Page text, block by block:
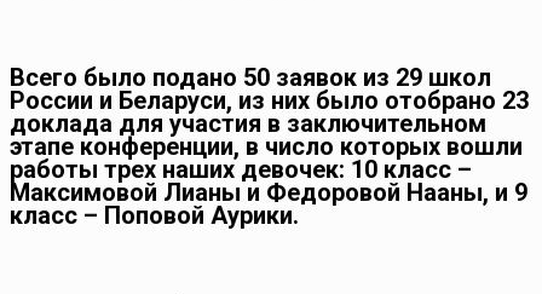
Всего было подано 50 заявок из 29 школ
России и Беларуси, из них было отобрано 23
доклада для участия в заключительном
этапе конференции, в число которых вошли
работы трех наших девочек: 10 класс –
Максимовой Лианы и Федоровой Нааны, и 9
класс – Поповой Аурики.